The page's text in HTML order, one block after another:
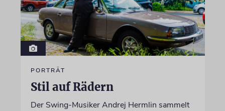
PORTRÄT
Stil auf Rädern
Der Swing-Musiker Andrej Hermlin sammelt